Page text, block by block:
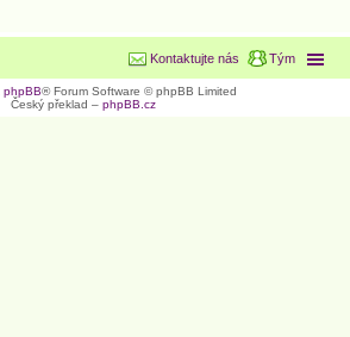
Tým
Kontaktujte nás
phpBB® Forum Software © phpBB Limited
Český překlad – phpBB.cz